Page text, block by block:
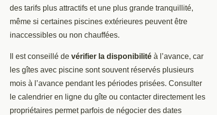
des tarifs plus attractifs et une plus grande tranquillité,
même si certaines piscines extérieures peuvent être
inaccessibles ou non chauffées.
Il est conseillé de vérifier la disponibilité à l’avance, car
les gîtes avec piscine sont souvent réservés plusieurs
mois à l’avance pendant les périodes prisées. Consulter
le calendrier en ligne du gîte ou contacter directement les
propriétaires permet parfois de négocier des dates